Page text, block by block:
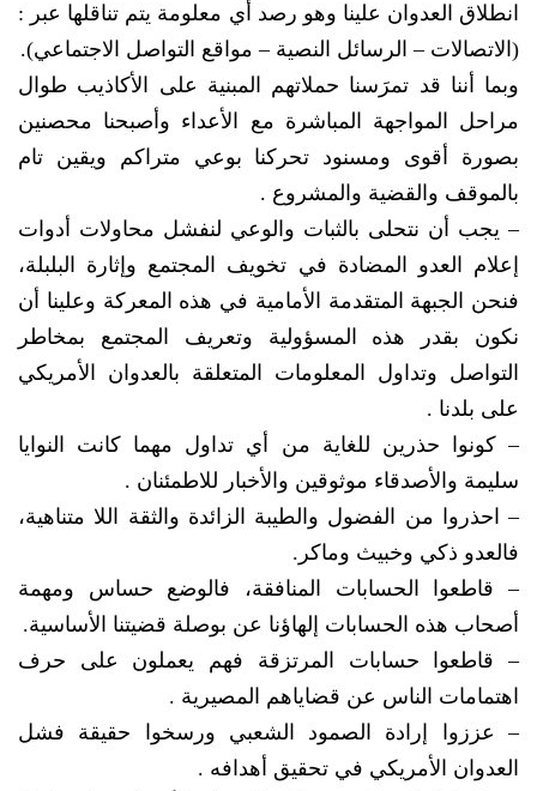
انطلاق العدوان علينا وهو رصد أي معلومة يتم تناقلها عبر :
(الاتصالات – الرسائل النصية – مواقع التواصل الاجتماعي).
وبما أننا قد تمرَسنا حملاتهم المبنية على الأكاذيب طوال
مراحل المواجهة المباشرة مع الأعداء وأصبحنا محصنين
بصورة أقوى ومسنود تحركنا بوعي متراكم ويقين تام
بالموقف والقضية والمشروع .
– يجب أن نتحلى بالثبات والوعي لنفشل محاولات أدوات
إعلام العدو المضادة في تخويف المجتمع وإثارة البلبلة،
فنحن الجبهة المتقدمة الأمامية في هذه المعركة وعلينا أن
نكون بقدر هذه المسؤولية وتعريف المجتمع بمخاطر
التواصل وتداول المعلومات المتعلقة بالعدوان الأمريكي
على بلدنا .
– كونوا حذرين للغاية من أي تداول مهما كانت النوايا
سليمة والأصدقاء موثوقين والأخبار للاطمئنان .
– احذروا من الفضول والطيبة الزائدة والثقة اللا متناهية،
فالعدو ذكي وخبيث وماكر.
– قاطعوا الحسابات المنافقة، فالوضع حساس ومهمة
أصحاب هذه الحسابات إلهاؤنا عن بوصلة قضيتنا الأساسية.
– قاطعوا حسابات المرتزقة فهم يعملون على حرف
اهتمامات الناس عن قضاياهم المصيرية .
– عززوا إرادة الصمود الشعبي ورسخوا حقيقة فشل
العدوان الأمريكي في تحقيق أهدافه .